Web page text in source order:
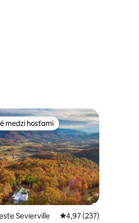
z 5, počet hodnotení: 214
medzi hosťami
medzi hosťami
Sevierville Priemerné
4,97 (237)